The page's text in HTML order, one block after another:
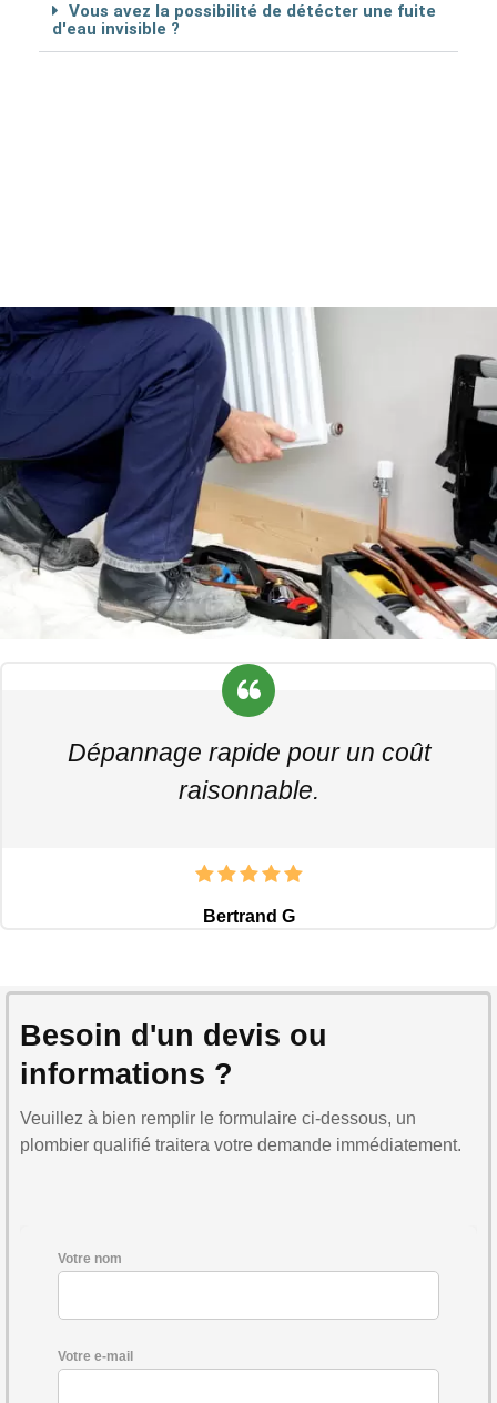
Vous avez la possibilité de détécter une fuite
d'eau invisible ?
Dépannage rapide pour un coût
raisonnable.
Bertrand G
Besoin d'un devis ou
informations ?
Veuillez à bien remplir le formulaire ci-dessous, un
plombier qualifié traitera votre demande immédiatement.
Votre nom
Votre e-mail